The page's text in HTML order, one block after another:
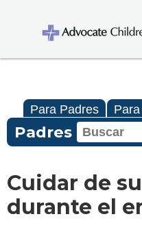
Para Padres
Padres
Cuidar de
durante el